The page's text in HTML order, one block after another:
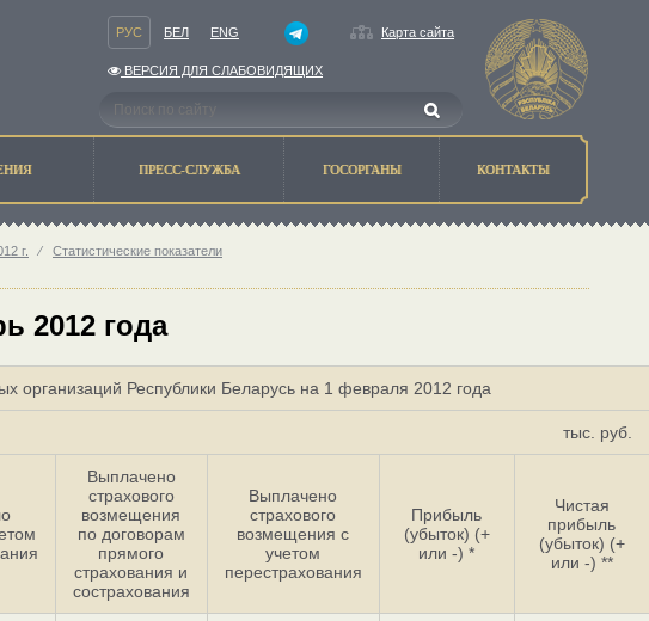
РУС БЕЛ ENG Карта сайта
ВЕРСИЯ ДЛЯ СЛАБОВИДЯЩИХ
ПРЕСС-СЛУЖБА ГОСОРГАНЫ КОНТАКТЫ
г. ⁄ Статистические показатели
2012 года
организаций Республики Беларусь на 1 февраля 2012 года
тыс. руб.
Выплачено
страхового
возмещения
по договорам
прямого
страхования и
сострахования
Выплачено
страхового
возмещения с
учетом
перестрахования
Прибыль
(убыток) (+
или -) *
Чистая
прибыль
(убыток) (+
или -) **